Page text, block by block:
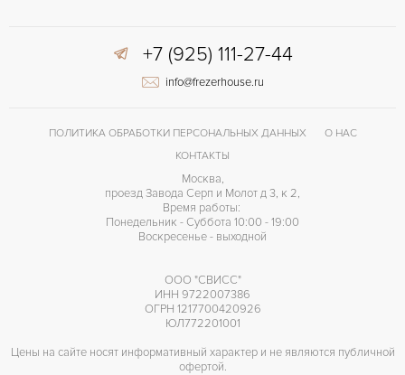
+7 (925) 111-27-44
info@frezerhouse.ru
ПОЛИТИКА ОБРАБОТКИ ПЕРСОНАЛЬНЫХ ДАННЫХ
О НАС
КОНТАКТЫ
Москва,
проезд Завода Серп и Молот д 3, к 2,
Время работы:
Понедельник - Суббота 10:00 - 19:00
Воскресенье - выходной
ООО "СВИСС"
ИНН 9722007386
ОГРН 1217700420926
ЮЛ772201001
Цены на сайте носят информативный характер и не являются публичной
офертой.